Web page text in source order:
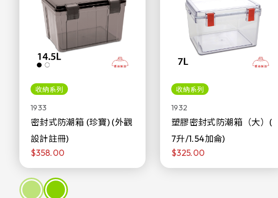
收納系列
1933
密封式防潮箱 (珍寶) (外觀
設計註冊)
$358.00
收納系列
1932
塑膠密封式防潮箱（大）(
7升/1.54加侖)
$325.00